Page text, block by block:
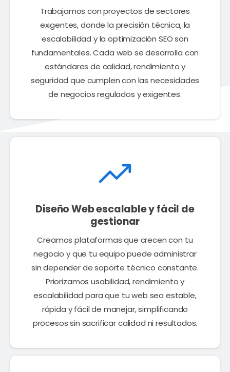
Trabajamos con proyectos de sectores
exigentes, donde la precisión técnica, la
escalabilidad y la optimización SEO son
fundamentales. Cada web se desarrolla con
estándares de calidad, rendimiento y
seguridad que cumplen con las necesidades
de negocios regulados y exigentes.
Diseño Web escalable y fácil de
gestionar
Creamos plataformas que crecen con tu
negocio y que tu equipo puede administrar
sin depender de soporte técnico constante.
Priorizamos usabilidad, rendimiento y
escalabilidad para que tu web sea estable,
rápida y fácil de manejar, simplificando
procesos sin sacrificar calidad ni resultados.